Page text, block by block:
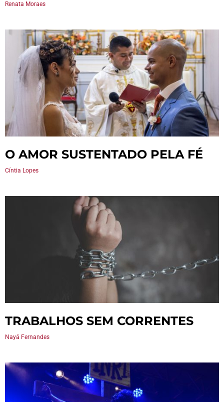
Renata Moraes
O AMOR SUSTENTADO PELA FÉ
Cíntia Lopes
TRABALHOS SEM CORRENTES
Nayá Fernandes